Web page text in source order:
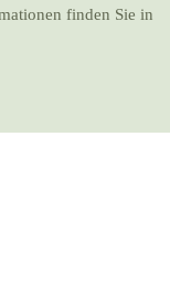
finden Sie in